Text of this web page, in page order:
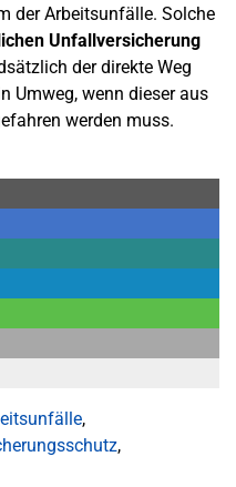
der Arbeitsunfälle. Solche
Unfallversicherung
der direkte Weg
Umweg, wenn dieser aus
werden muss.
,
,